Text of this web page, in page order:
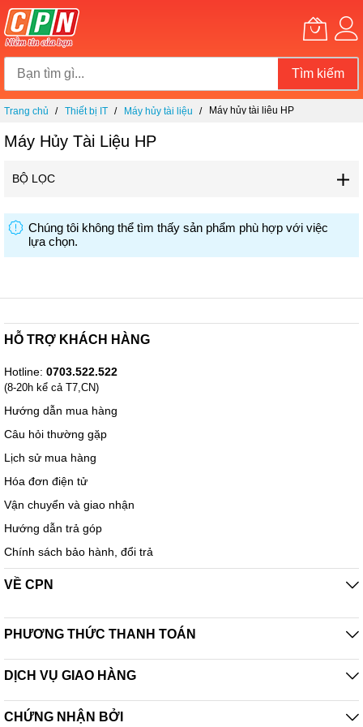
Tìm kiếm
Chuyển
nội
Trang chủ Thiết bị IT Máy hủy tài liệu Máy hủy tài liệu HP
Máy Hủy Tài Liệu HP
BỘ LỌC
Chúng tôi không thể tìm thấy sản phẩm phù hợp với việc
lựa chọn.
HỖ TRỢ KHÁCH HÀNG
Hotline: 0703.522.522
(8-20h kể cả T7,CN)
Hướng dẫn mua hàng
Câu hỏi thường gặp
Lịch sử mua hàng
Hóa đơn điện tử
Vận chuyển và giao nhận
Hướng dẫn trả góp
Chính sách bảo hành, đổi trả
VỀ CPN
PHƯƠNG THỨC THANH TOÁN
DỊCH VỤ GIAO HÀNG
CHỨNG NHẬN BỞI